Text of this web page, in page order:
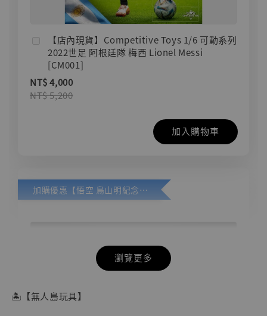
【店內現貨】Competitive Toys 1/6 可動系列
2022世足 阿根廷隊 梅西 Lionel Messi
[CM001]
NT$ 4,000
NT$ 5,200
加入購物車
加購優惠【悟空 鳥山明紀念款 [奇蹟工作室]】
瀏覽更多
🏝【無人島玩具】